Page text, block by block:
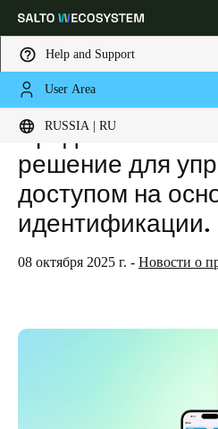
Help and Support
User Area
RUSSIA | RU
Выберите свое
Global Europe
Russia|Russian
HOME
NEWS
Представляем
решение для
доступом на
идентификации.
08 октября 2025 г. - Новости о